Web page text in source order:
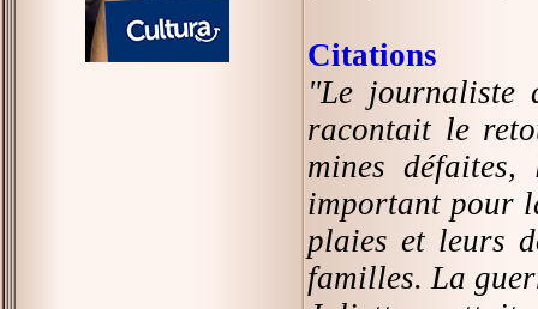
Citations
"Le journaliste
racontait le
mines
important pour
plaies et leurs
familles. La